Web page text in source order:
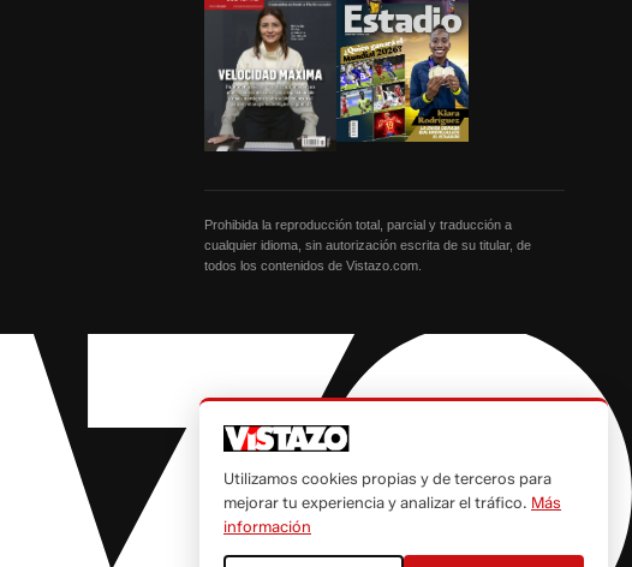
Prohibida la reproducción total, parcial y traducción a
cualquier idioma, sin autorización escrita de su titular, de
todos los contenidos de Vistazo.com.
Utilizamos cookies propias y de terceros para
mejorar tu experiencia y analizar el tráfico. Más
información